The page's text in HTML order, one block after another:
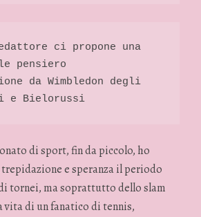
ci propone una
pensiero
da Wimbledon degli
e Bielorussi
di sport, fin da piccolo, ho
e speranza il periodo
tornei, ma soprattutto dello slam
vita di un fanatico di tennis,